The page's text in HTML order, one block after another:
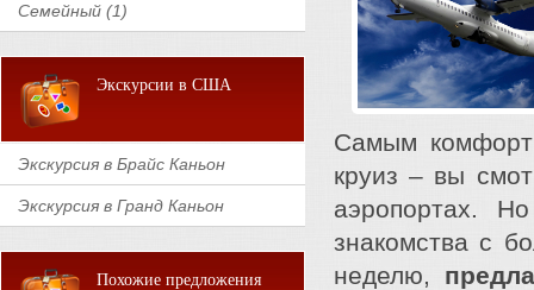
Семейный (1)
Экскурсии в США
Экскурсия в Брайс Каньон
Экскурсия в Гранд Каньон
Похожие предложения
Самым
круиз – вы
аэропортах.
знакомства с
неделю,